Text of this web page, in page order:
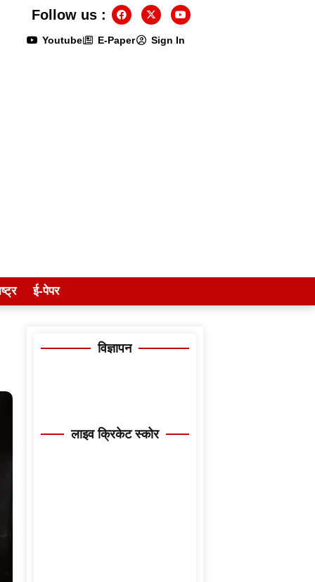
Youtube E-Paper Sign In
Follow us :
ई-पेपर
विज्ञापन
लाइव क्रिकेट स्कोर